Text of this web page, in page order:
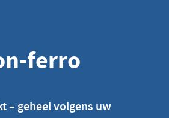
ferro
– geheel volgens uw